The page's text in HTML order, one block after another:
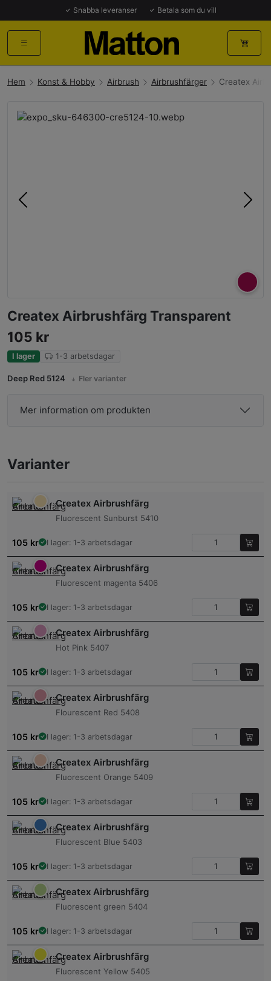
Snabba leveranser Betala som du vill
Hem Konst & Hobby Airbrush Airbrushfärger Createx
Föregående Nästa
Createx Airbrushfärg Transparent
105 kr
I lager 1-3 arbetsdagar
Deep Red 5124 Fler varianter
Mer information om produkten
Varianter
Createx Airbrushfärg
Fluorescent Sunburst 5410
105 kr I lager: 1-3 arbetsdagar
Createx Airbrushfärg
Fluorescent magenta 5406
105 kr I lager: 1-3 arbetsdagar
Createx Airbrushfärg
Hot Pink 5407
105 kr I lager: 1-3 arbetsdagar
Createx Airbrushfärg
Flourescent Red 5408
105 kr I lager: 1-3 arbetsdagar
Createx Airbrushfärg
Fluorescent Orange 5409
105 kr I lager: 1-3 arbetsdagar
Createx Airbrushfärg
Fluorescent Blue 5403
105 kr I lager: 1-3 arbetsdagar
Createx Airbrushfärg
Fluorescent green 5404
105 kr I lager: 1-3 arbetsdagar
Createx Airbrushfärg
Fluorescent Yellow 5405